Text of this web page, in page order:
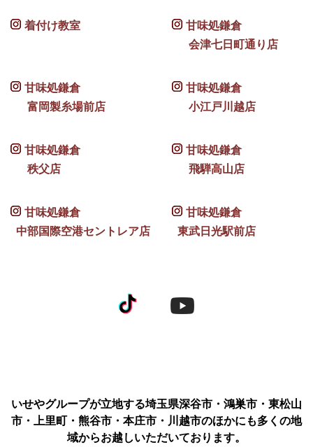
着付け教室
甘味処鎌倉
会津七日町通り店
甘味処鎌倉
富岡製糸場前店
甘味処鎌倉
小江戸川越店
甘味処鎌倉
秩父店
甘味処鎌倉
飛騨高山店
甘味処鎌倉
中部国際空港セントレア店
甘味処鎌倉
東武日光駅前店
いせやグループが立地する埼玉県深谷市・鴻巣市・東松山
市・上里町・熊谷市・本庄市・川越市のほかにも多くの地
域からお越しいただいております。